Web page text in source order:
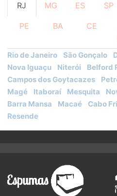
RJ MG ES SP
PE BA CE
Rio de Janeiro São Gonçalo
Nova Iguaçu
Niterói Belford
Campos dos Goytacazes
Magé
Itaboraí Mesquita
Barra Mansa
Macaé Cabo
Resende